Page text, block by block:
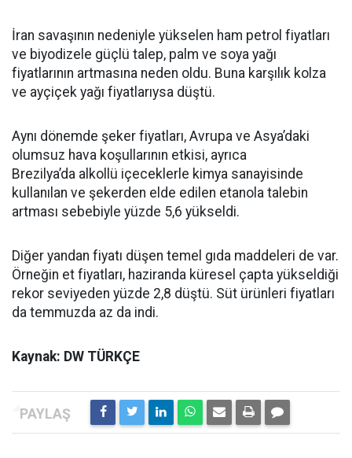
İran savaşının nedeniyle yükselen ham petrol fiyatları
ve biyodizele güçlü talep, palm ve soya yağı
fiyatlarının artmasına neden oldu. Buna karşılık kolza
ve ayçiçek yağı fiyatlarıysa düştü.
Aynı dönemde şeker fiyatları, Avrupa ve Asya’daki
olumsuz hava koşullarının etkisi, ayrıca
Brezilya’da alkollü içeceklerle kimya sanayisinde
kullanılan ve şekerden elde edilen etanola talebin
artması sebebiyle yüzde 5,6 yükseldi.
Diğer yandan fiyatı düşen temel gıda maddeleri de var.
Örneğin et fiyatları, haziranda küresel çapta yükseldiği
rekor seviyeden yüzde 2,8 düştü. Süt ürünleri fiyatları
da temmuzda az da indi.
Kaynak: DW TÜRKÇE